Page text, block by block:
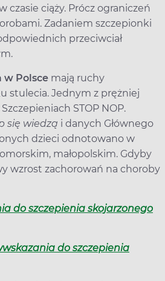
czasie ciąży. Prócz ograniczeń
Zadaniem szczepionki
przeciwciał
w Polsce mają ruchy
stulecia. Jednym z prężniej
STOP NOP.
się wiedzą i danych Głównego
dzieci odnotowano w
małopolskim. Gdyby
wzrost zachorowań na choroby
do szczepienia skojarzonego
do szczepienia